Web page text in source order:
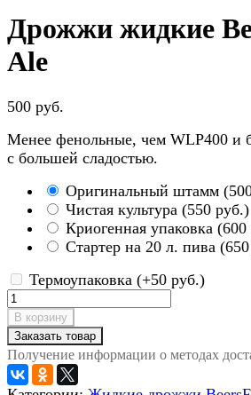
Дрожжи жидкие
Ale
500 руб.
Менее фенольные, чем WLP400 и
c большей сладостью.
Оригинальный штамм (
Чистая культура (550 руб.)
Криогенная упаковка (600
Стартер на 20 л. пива (
Термоупаковка (+50 руб.)
В корзину
Заказать товар
Получение информации о методах